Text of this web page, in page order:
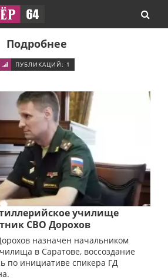
Подробнее
ПУБЛИКАЦИЙ: 1
училище
СВО Дорохов
назначен начальником
в Саратове, воссоздание
по инициативе спикера ГД